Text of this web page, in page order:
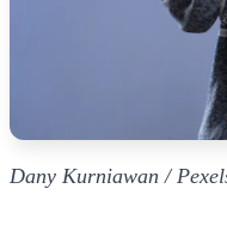
Dany Kurniawan /